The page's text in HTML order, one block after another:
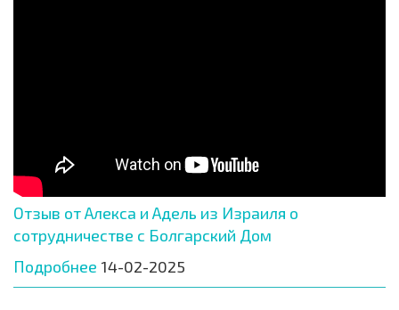
Отзыв от Алекса и Адель из Израиля о
сотрудничестве с Болгарский Дом
Подробнее 14-02-2025